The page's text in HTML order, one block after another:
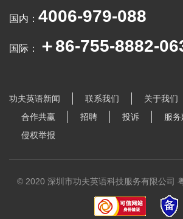
国内： 4006-979-088
国际： ＋86-755-8882-
功夫英语新闻 联系我们 关于我们
合作共赢
招聘 投诉
服务
侵权举报
© 2020 深圳市功夫英语科技服务有限公司